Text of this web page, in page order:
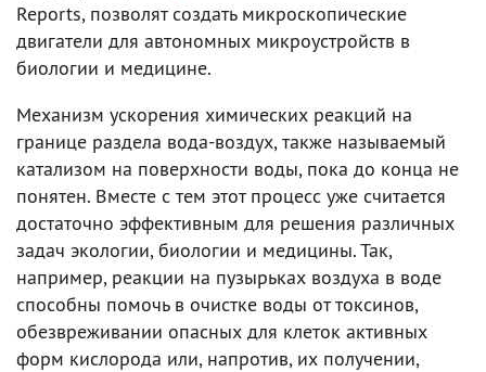
Reports, позволят создать микроскопические
двигатели для автономных микроустройств в
биологии и медицине.
Механизм ускорения химических реакций на
границе раздела вода-воздух, также называемый
катализом на поверхности воды, пока до конца не
понятен. Вместе с тем этот процесс уже считается
достаточно эффективным для решения различных
задач экологии, биологии и медицины. Так,
например, реакции на пузырьках воздуха в воде
способны помочь в очистке воды от токсинов,
обезвреживании опасных для клеток активных
форм кислорода или, напротив, их получении,